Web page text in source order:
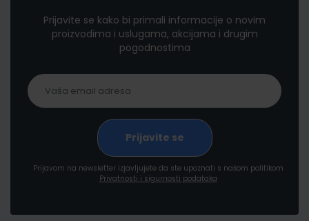
Prijavite se kako bi primali informacije o novim
proizvodima i uslugama, akcijama i drugim
pogodnostima
Prijavom na newsletter izjavljujete da ste upoznati s našom politikom
Privatnosti i sigurnosti podataka